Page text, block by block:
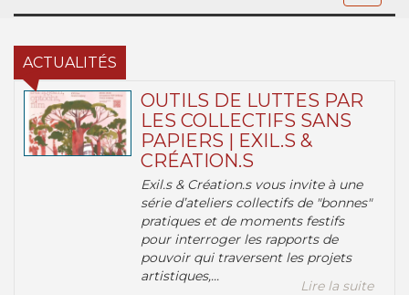
ACTUALITÉS
OUTILS DE LUTTES PAR
LES COLLECTIFS SANS
PAPIERS | EXIL.S &
CRÉATION.S
Exil.s & Création.s vous invite à une
série d’ateliers collectifs de "bonnes"
pratiques et de moments festifs
pour interroger les rapports de
pouvoir qui traversent les projets
artistiques,...
Lire la suite